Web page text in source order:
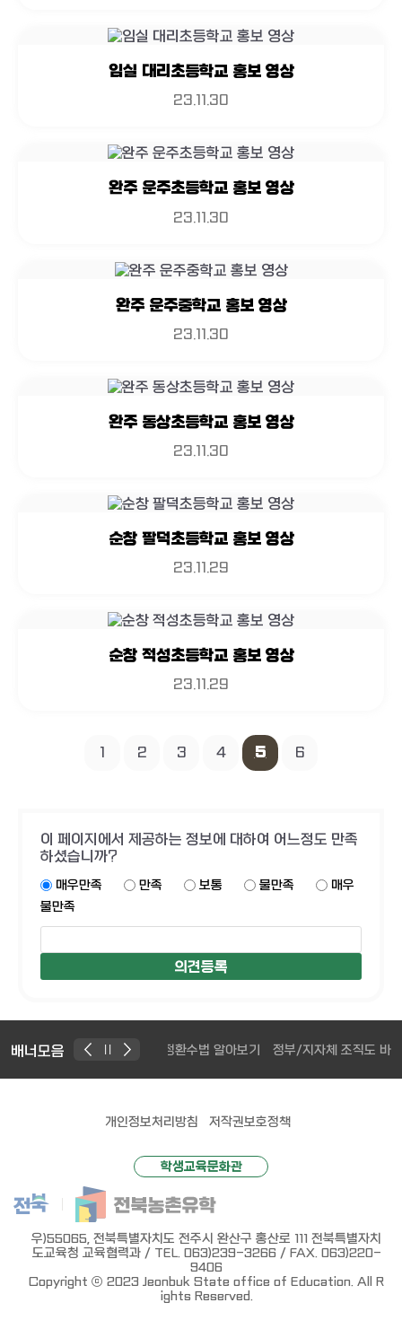
임실 대리초등학교 홍보 영상
23.11.30
완주 운주초등학교 홍보 영상
23.11.30
완주 운주중학교 홍보 영상
23.11.30
완주 동상초등학교 홍보 영상
23.11.30
순창 팔덕초등학교 홍보 영상
23.11.29
순창 적성초등학교 홍보 영상
23.11.29
1 2 3 4 5 6
이 페이지에서 제공하는 정보에 대하여 어느정도 만족
하셨습니까?
매우만족 만족 보통 불만족
매우
불만족
배너모음 공공재정환수법 알아보기 정부/지자체 조직도 바
개인정보처리방침 저작권보호정책
학생교육문화관
우)55065, 전북특별자치도 전주시 완산구 홍산로 111 전북특별자치
도교육청 교육협력과 / TEL. 063)239-3266 / FAX. 063)220-
9406
Copyright ⓒ 2023 Jeonbuk State office of Education. All R
ights Reserved.